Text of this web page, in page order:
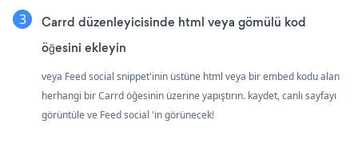
Carrd düzenleyicisinde html veya gömülü kod
öğesini ekleyin
veya Feed social snippet'inin üstüne html veya bir embed kodu alan
herhangi bir Carrd öğesinin üzerine yapıştırın. kaydet, canlı sayfayı
görüntüle ve Feed social 'in görünecek!